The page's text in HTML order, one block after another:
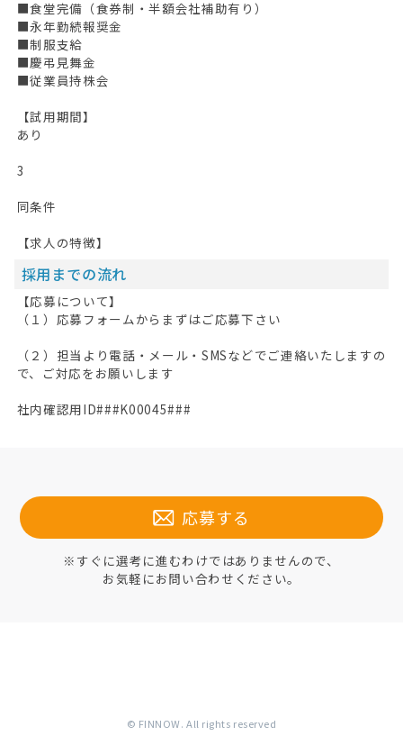
■食堂完備（食券制・半額会社補助有り）
■永年勤続報奨金
■制服支給
■慶弔見舞金
■従業員持株会
【試用期間】
あり
3
同条件
【求人の特徴】
採用までの流れ
【応募について】
（１）応募フォームからまずはご応募下さい
（２）担当より電話・メール・SMSなどでご連絡いたしますの
で、ご対応をお願いします
社内確認用ID###K00045###
応募する
※すぐに選考に進むわけではありませんので、
お気軽にお問い合わせください。
© FINNOW. All rights reserved